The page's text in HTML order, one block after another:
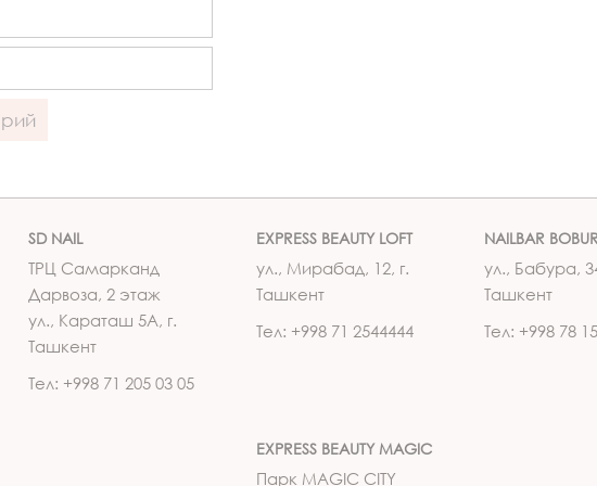
SD NAIL
ТРЦ Самарканд
Дарвоза, 2 этаж
ул., Караташ 5А, г.
Ташкент
Тел: +998 71 205 03 05
EXPRESS BEAUTY LOFT
ул., Мирабад, 12, г.
Ташкент
Тел: +998 71 2544444
NAILBAR
ул., Бабура,
Ташкент
Тел: +998 78
EXPRESS BEAUTY MAGIC
Парк MAGIC CITY